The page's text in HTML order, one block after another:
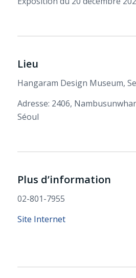
Lieu
Hangaram Design Museum,
Adresse: 2406,
Séoul
Plus d’information
02-801-7955
Site Internet